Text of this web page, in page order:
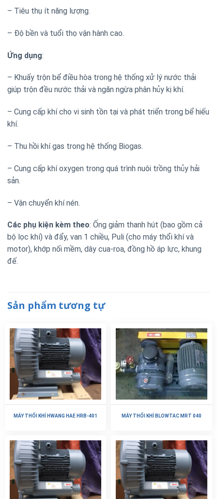
– Tiêu thụ ít năng lượng.
– Độ bền và tuổi thọ vận hành cao.
Ứng dụng:
– Khuấy trộn bể điều hòa trong hệ thống xử lý nước thải
giúp trộn đều nước thải và ngăn ngừa phân hủy kị khí.
– Cung cấp khí cho vi sinh tồn tại và phát triển trong bể hiếu
khí.
– Thu hồi khí gas trong hệ thống Biogas.
– Cung cấp khí oxygen trong quá trình nuôi trồng thủy hải
sản.
– Vận chuyển khí nén.
Các phụ kiện kèm theo: Ống giảm thanh hút (bao gồm cả
bộ lọc khí) và đẩy, van 1 chiều, Puli (cho máy thổi khí và
motor), khớp nối mềm, dây cua-roa, đồng hồ áp lực, khung
đế.
Sản phẩm tương tự
MÁY THỔI KHÍ HWANG HAE HRB-401 MÁY THỔI KHÍ BLOWTAC MRT 040